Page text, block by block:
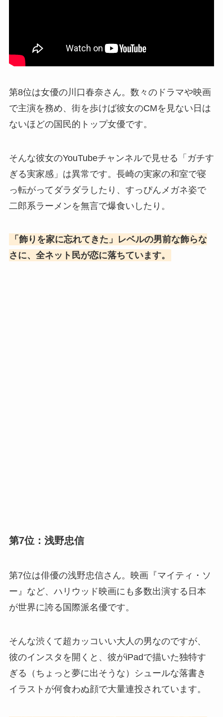
第8位は女優の川口春奈さん。数々のドラマや映画
で主演を務め、街を歩けば彼女のCMを見ない日は
ないほどの国民的トップ女優です。
そんな彼女のYouTubeチャンネルで見せる「ガチす
ぎる実家感」は異常です。長崎の実家の和室で寝
っ転がってダラダラしたり、すっぴんメガネ姿で
二郎系ラーメンを無言で爆食いしたり。
「飾りを家に忘れてきた」レベルの男前な飾らな
さに、全ネット民が恋に落ちています。
第7位：浅野忠信
第7位は俳優の浅野忠信さん。映画『マイティ・ソ
ー』など、ハリウッド映画にも多数出演する日本
が世界に誇る国際派名優です。
そんな渋くて超カッコいい大人の男なのですが、
彼のインスタを開くと、彼がiPadで描いた独特す
ぎる（ちょっと夢に出そうな）シュールな落書き
イラストが何食わぬ顔で大量連投されています。